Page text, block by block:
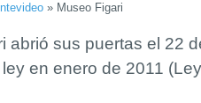
» Museo Figari
abrió sus puertas el 22
en enero de 2011